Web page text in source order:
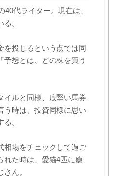
40代ライター。現在は、
。
を投じるという点では同
予想とは、どの株を買う
イルと同様、底堅い馬券
う時は、投資同様に思い
。
相場をチェックして過ご
れた時は、愛猫4匹に癒
ん。